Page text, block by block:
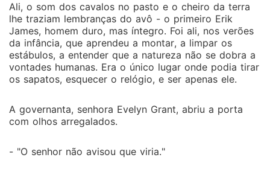
Ali, o som dos cavalos no pasto e o cheiro da terra
lhe traziam lembranças do avô - o primeiro Erik
James, homem duro, mas íntegro. Foi ali, nos verões
da infância, que aprendeu a montar, a limpar os
estábulos, a entender que a natureza não se dobra a
vontades humanas. Era o único lugar onde podia tirar
os sapatos, esquecer o relógio, e ser apenas ele.
A governanta, senhora Evelyn Grant, abriu a porta
com olhos arregalados.
- "O senhor não avisou que viria."